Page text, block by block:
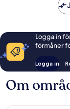
Logga in
förmåner
Logga in
Om